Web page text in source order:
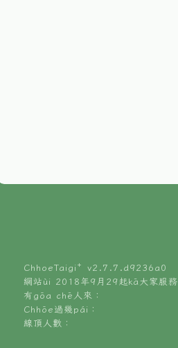
ChhoeTaigi⁺ v2.7.7.d9236a0
網站ùi 2018年9月29起kā大家服務
有gōa chē人來：
Chhōe過幾pái：
線頂人數：